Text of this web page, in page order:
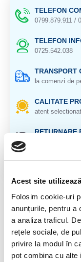
Acest site
Folosim cookie-uri
anunțurile, pentru a
a analiza traficul.
rețele sociale, de
privire la modul în
pot combina cu
TELEFON
0799.879.911 /
TELEFON
0725.542.038
TRANSPORT
la comenzi de
CALITATE
atent
RETURNARE
GARANTIE
DESCRIERE
Colier cu pietre
Cristal natural 100 %.
Veti primi exact